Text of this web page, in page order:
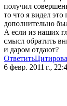
получил
то что я видел это
дополнительно
А если из наших
смысл обратить
и даром отдают?
Ответить
6 февр. 2011 г.,